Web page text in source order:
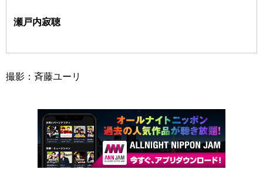
瀬戸内寂聴
撮影：斉藤ユーリ